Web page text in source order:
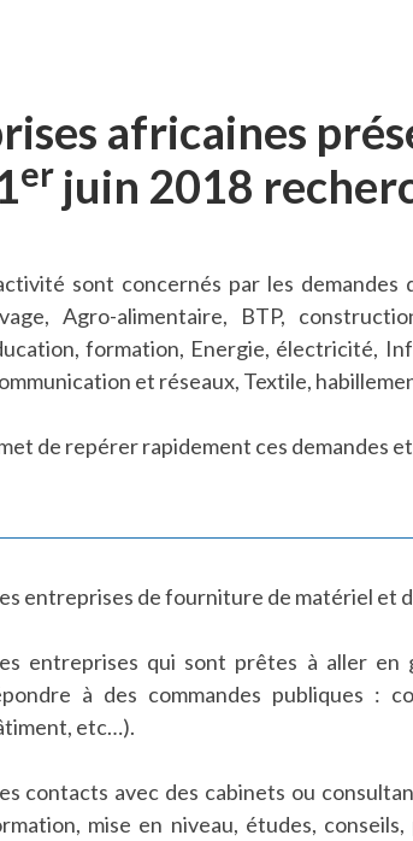
africaines
er juin 2018
sont concernés par les
Agro-alimentaire, BTP,
formation, Energie, électricité,
et réseaux, Textile,
de repérer rapidement ces demandes
entreprises de fourniture de matériel et
entreprises qui sont prêtes à aller en
à des commandes publiques :
etc…).
contacts avec des cabinets ou
mise en niveau, études,